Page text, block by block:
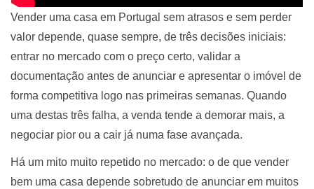
Vender uma casa em Portugal sem atrasos e sem perder
valor depende, quase sempre, de três decisões iniciais:
entrar no mercado com o preço certo, validar a
documentação antes de anunciar e apresentar o imóvel de
forma competitiva logo nas primeiras semanas. Quando
uma destas três falha, a venda tende a demorar mais, a
negociar pior ou a cair já numa fase avançada.
Há um mito muito repetido no mercado: o de que vender
bem uma casa depende sobretudo de anunciar em muitos